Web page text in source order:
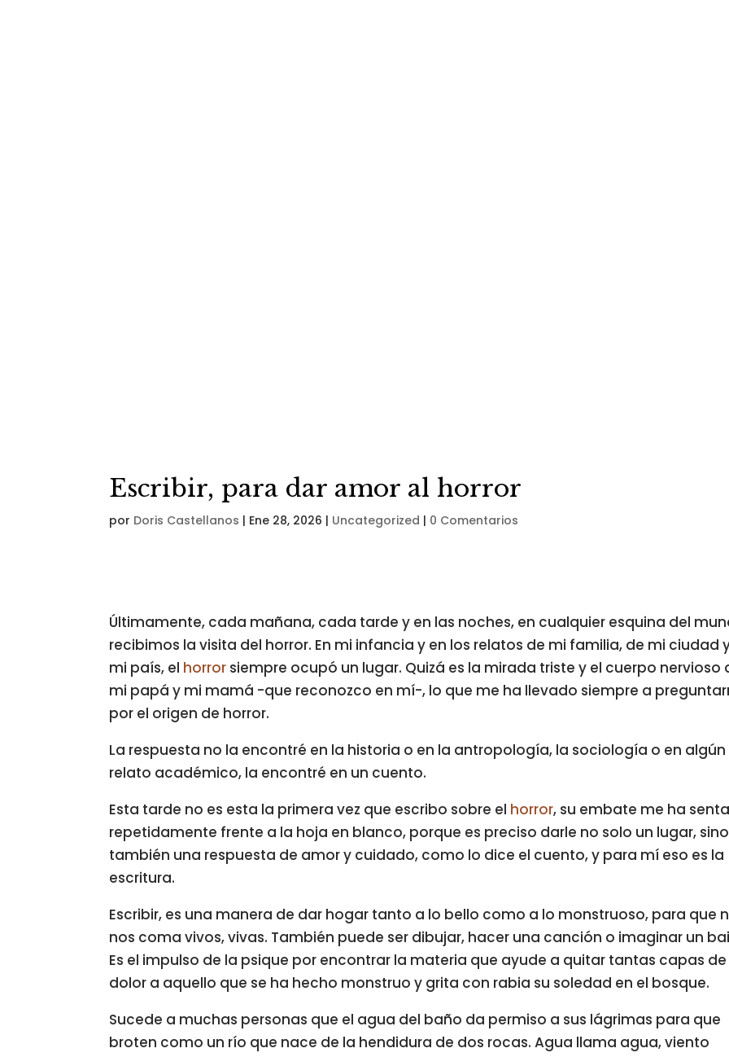
Escribir, para dar amor al horror
por Doris Castellanos | Ene 28, 2026 | Uncategorized | 0 Comentarios
Últimamente, cada mañana, cada tarde y en las noches, en cualquier esquina del
recibimos la visita del horror. En mi infancia y en los relatos de mi familia, de mi ciudad
mi país, el horror siempre ocupó un lugar. Quizá es la mirada triste y el cuerpo nervioso
mi papá y mi mamá -que reconozco en mí-, lo que me ha llevado siempre a
por el origen de horror.
La respuesta no la encontré en la historia o en la antropología, la sociología o en algún
relato académico, la encontré en un cuento.
Esta tarde no es esta la primera vez que escribo sobre el horror, su embate me ha
repetidamente frente a la hoja en blanco, porque es preciso darle no solo un lugar, sino
también una respuesta de amor y cuidado, como lo dice el cuento, y para mí eso es la
escritura.
Escribir, es una manera de dar hogar tanto a lo bello como a lo monstruoso, para que
nos coma vivos, vivas. También puede ser dibujar, hacer una canción o imaginar un
Es el impulso de la psique por encontrar la materia que ayude a quitar tantas capas de
dolor a aquello que se ha hecho monstruo y grita con rabia su soledad en el bosque.
Sucede a muchas personas que el agua del baño da permiso a sus lágrimas para que
broten como un río que nace de la hendidura de dos rocas. Agua llama agua, viento